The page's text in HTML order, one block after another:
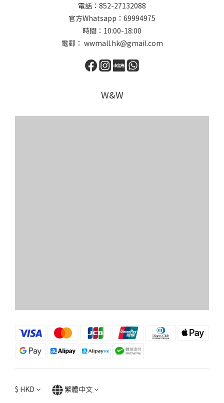
電話：852-27132088
官方Whatsapp：69994975
時間：10:00-18:00
電郵： wwmall.hk@gmail.com
W&W
$ HKD 繁體中文